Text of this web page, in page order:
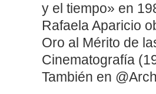
y el tiempo» en
Rafaela Aparicio
Oro al Mérito de
Cinematografía
También en